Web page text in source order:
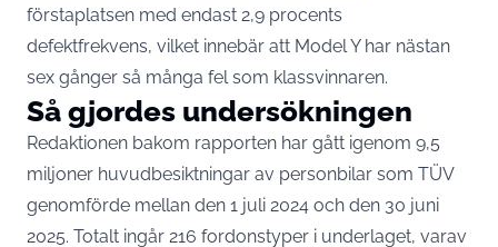
förstaplatsen med endast 2,9 procents
defektfrekvens, vilket innebär att Model Y har nästan
sex gånger så många fel som klassvinnaren.
Så gjordes undersökningen
Redaktionen bakom rapporten har gått igenom 9,5
miljoner huvudbesiktningar av personbilar som TÜV
genomförde mellan den 1 juli 2024 och den 30 juni
2025. Totalt ingår 216 fordonstyper i underlaget, varav